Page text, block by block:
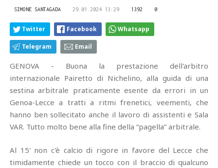
SIMONE SANTAGADA 29.01.2024 13:29 1392 0
Twitter Facebook Whatsapp
Telegram Email
GENOVA - Buona la prestazione dell'arbitro
internazionale Pairetto di Nichelino, alla guida di una
sestina arbitrale praticamente esente da errori in un
Genoa-Lecce a tratti a ritmi frenetici, veementi, che
hanno ben sollecitato anche il lavoro di assistenti e Sala
VAR. Tutto molto bene alla fine della “pagella” arbitrale.
Al 15' non c'è calcio di rigore in favore del Lecce che
timidamente chiede un tocco con il braccio di qualcuno